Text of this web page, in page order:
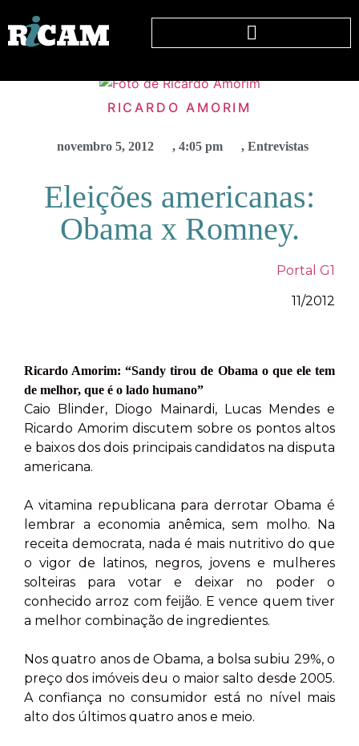
RICARDO AMORIM
novembro 5, 2012 , 4:05 pm , Entrevistas
Eleições americanas:
Obama x Romney.
Portal G1
11/2012
Ricardo Amorim: “Sandy tirou de Obama o que ele tem
de melhor, que é o lado humano”
Caio Blinder, Diogo Mainardi, Lucas Mendes e
Ricardo Amorim discutem sobre os pontos altos
e baixos dos dois principais candidatos na disputa
americana.
A vitamina republicana para derrotar Obama é
lembrar a economia anêmica, sem molho. Na
receita democrata, nada é mais nutritivo do que
o vigor de latinos, negros, jovens e mulheres
solteiras para votar e deixar no poder o
conhecido arroz com feijão. E vence quem tiver
a melhor combinação de ingredientes.
Nos quatro anos de Obama, a bolsa subiu 29%, o
preço dos imóveis deu o maior salto desde 2005.
A confiança no consumidor está no nível mais
alto dos últimos quatro anos e meio.